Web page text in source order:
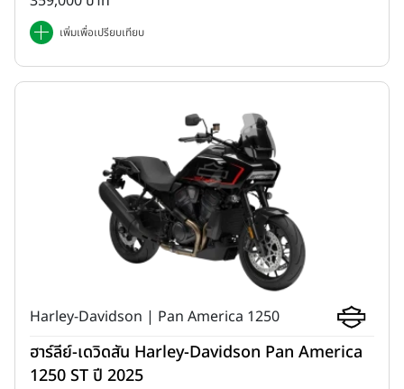
เพิ่มเพื่อเปรียบเทียบ
Harley-Davidson | Pan America 1250
ฮาร์ลีย์-เดวิดสัน Harley-Davidson Pan America
1250 ST ปี 2025